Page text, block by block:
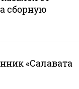
сборную
«Салавата